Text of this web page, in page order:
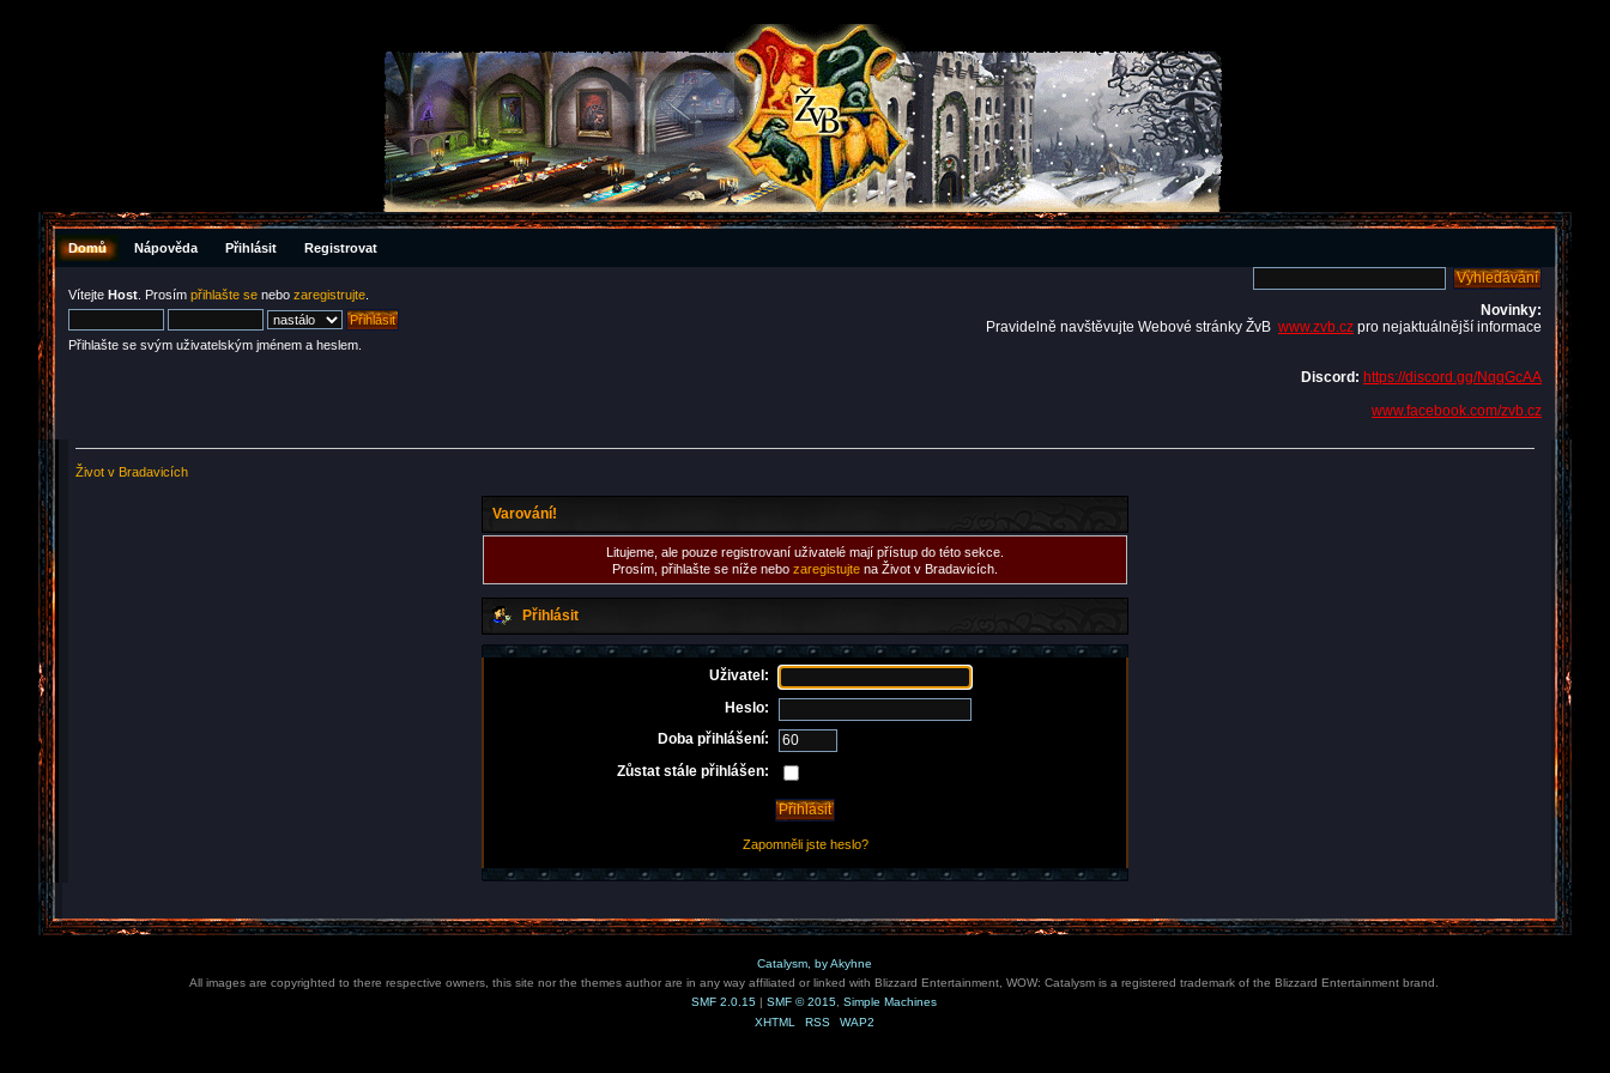
Domů Nápověda Přihlásit Registrovat
Vítejte Host . Prosím přihlašte se nebo zaregistrujte
Přihlašte se svým uživatelským jménem a heslem.
Novinky:
Pravidelně navštěvujte Webové stránky ŽvB www.zvb.cz pro nejaktuálnější informace
Discord: https://discord.gg/NqqGcAA
www.facebook.com/zvb.cz
Život v Bradavicích
Varování!
Litujeme, ale pouze registrovaní uživatelé mají přístup do této sekce.
Prosím, přihlašte se níže nebo zaregistujte na Život v Bradavicích.
Přihlásit
Uživatel:
Heslo:
Doba přihlášení:
Zůstat stále přihlášen:
Zapomněli jste heslo?
Catalysm, by Akyhne
All images are copyrighted to there respective owners, this site nor the themes author are in any way affiliated or linked with Blizzard Entertainment, WOW: Catalysm is a registered trademark of the Blizzard Entertainment brand.
SMF 2.0.15 | SMF © 2015 Simple Machines
XHTML
RSS WAP2